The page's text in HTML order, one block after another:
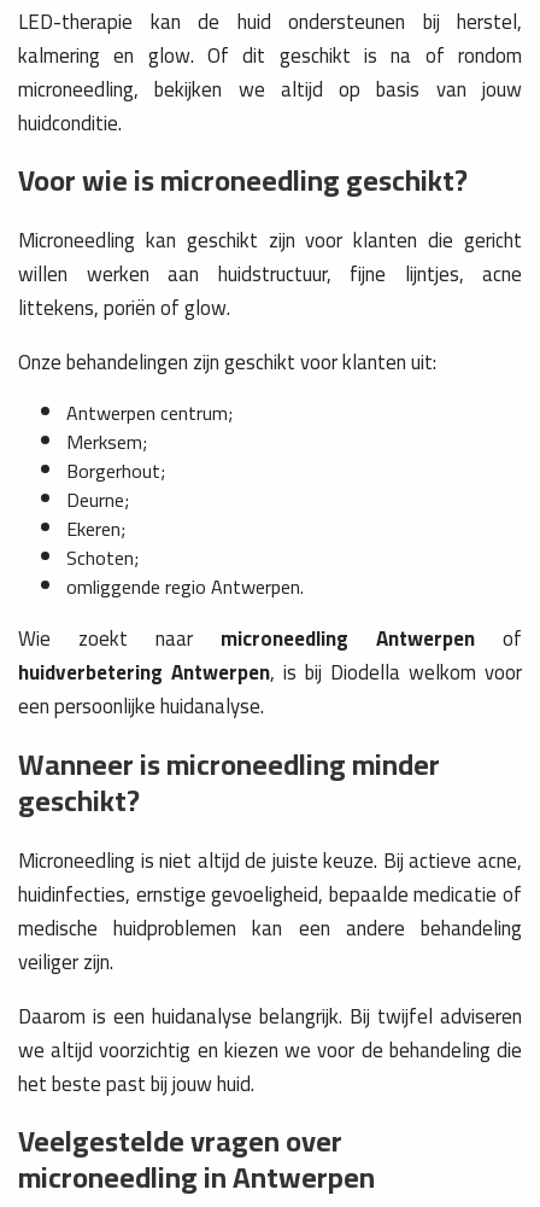
LED-therapie kan de huid ondersteunen bij herstel,
kalmering en glow. Of dit geschikt is na of rondom
microneedling, bekijken we altijd op basis van jouw
huidconditie.
Voor wie is microneedling geschikt?
Microneedling kan geschikt zijn voor klanten die gericht
willen werken aan huidstructuur, fijne lijntjes, acne
littekens, poriën of glow.
Onze behandelingen zijn geschikt voor klanten uit:
Antwerpen centrum;
Merksem;
Borgerhout;
Deurne;
Ekeren;
Schoten;
omliggende regio Antwerpen.
Wie zoekt naar microneedling Antwerpen of
huidverbetering Antwerpen, is bij Diodella welkom voor
een persoonlijke huidanalyse.
Wanneer is microneedling minder
geschikt?
Microneedling is niet altijd de juiste keuze. Bij actieve acne,
huidinfecties, ernstige gevoeligheid, bepaalde medicatie of
medische huidproblemen kan een andere behandeling
veiliger zijn.
Daarom is een huidanalyse belangrijk. Bij twijfel adviseren
we altijd voorzichtig en kiezen we voor de behandeling die
het beste past bij jouw huid.
Veelgestelde vragen over
microneedling in Antwerpen